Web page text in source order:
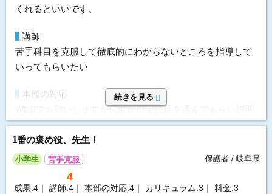
のおかげで自宅で集中したら勉強する時間が取れたなぁと
要望
指導して頂き特に不満は無かったので要望や改善を望む所
他にも数箇所説明を聞いたりしたのですが、こちらだけし
つこい勧誘が無かったことです。
科目
英語、数学
くれるといいです。
講師
苦手科目を克服して徹底的にわからないところを指導して
いってもらいたい
本部の対応
WEBでお願いしますが何度か自宅に足を運んでもらい説明
も丁寧だった。
指導方針&カリキュラム
パソコンとスマホを両立して 単語の書き方などについても
指導してもらいたい
続きを見る
1番の褒め役、先生！
小学生 苦手克服 保護者 / 岐阜県
4
成果:4｜ 講師:4｜ 本部の対応:4｜ カリキュラム:3｜ 料金:3